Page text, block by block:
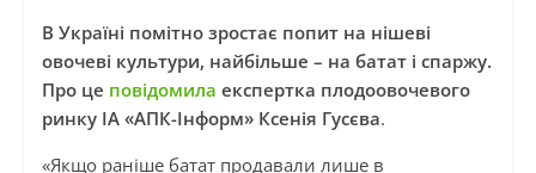
В Україні помітно зростає попит на нішеві
овочеві культури, найбільше – на батат і спаржу.
Про це повідомила експертка плодоовочевого
ринку ІА «АПК-Інформ» Ксенія Гусєва.
«Якщо раніше батат продавали лише в